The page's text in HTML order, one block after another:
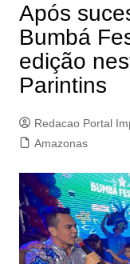
Após
Bumbá
edição
Parintins
Redacao Portal
Amazonas